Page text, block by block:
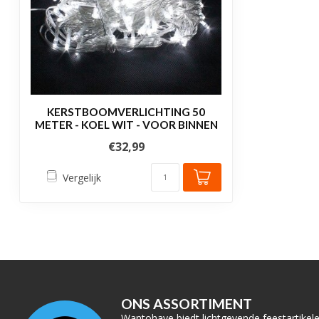
KERSTBOOMVERLICHTING 50
METER - KOEL WIT - VOOR BINNEN
€32,99
Vergelijk
ONS ASSORTIMENT